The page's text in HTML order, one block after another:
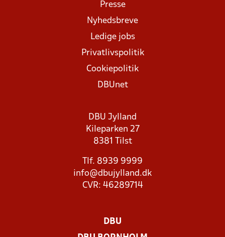
Presse
Nyhedsbreve
Ledige jobs
Privatlivspolitik
Cookiepolitik
DBUnet
DBU Jylland
Kileparken 27
8381 Tilst
Tlf. 8939 9999
info@dbujylland.dk
CVR: 46289714
DBU